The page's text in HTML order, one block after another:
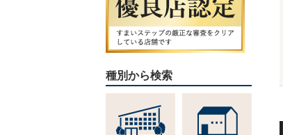
種別から検索